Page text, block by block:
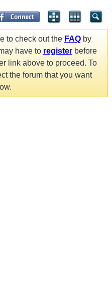
to check out the FAQ by
have to register before
link above to proceed. To
the forum that you want